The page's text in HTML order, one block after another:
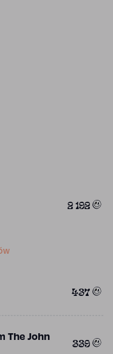
2 192
437
The John
339